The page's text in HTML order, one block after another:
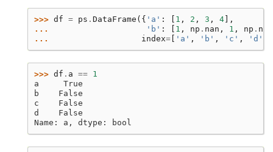
>>> df = ps . DataFrame ({ 'a' : 1 , 2 , 3 , 4 ],
...
'b' : 1 , np . nan , 1 , np . nan
...
index= 'a' , 'b' , 'c' , 'd'
>>> df . a == 1
a     True
b    False
c    False
d    False
Name: a, dtype: bool